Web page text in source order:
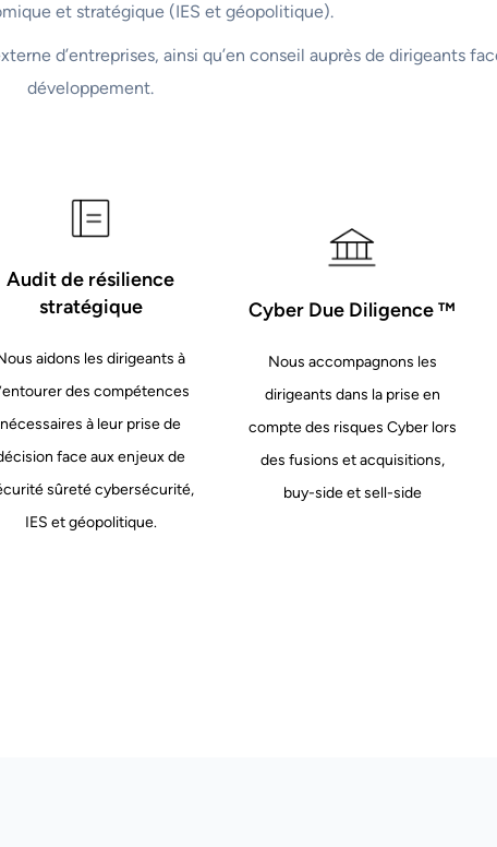
et stratégique (IES et géopolitique).
d’entreprises, ainsi qu’en conseil auprès de dirigeants
développement.
Audit de résilience
stratégique
aidons les dirigeants à
des compétences
nécessaires à leur prise de
face aux enjeux de
sûreté cybersécurité,
IES et géopolitique.
Cyber Due Diligence ™
Nous accompagnons les
dirigeants dans la prise en
compte des risques Cyber lors
des fusions et acquisitions,
buy-side et sell-side